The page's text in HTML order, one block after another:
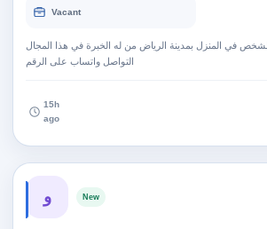
Vacant
في المنزل بمدينة الرياض من له الخبرة في هذا المجال
التواصل واتساب على الرقم
15h
ago
و New